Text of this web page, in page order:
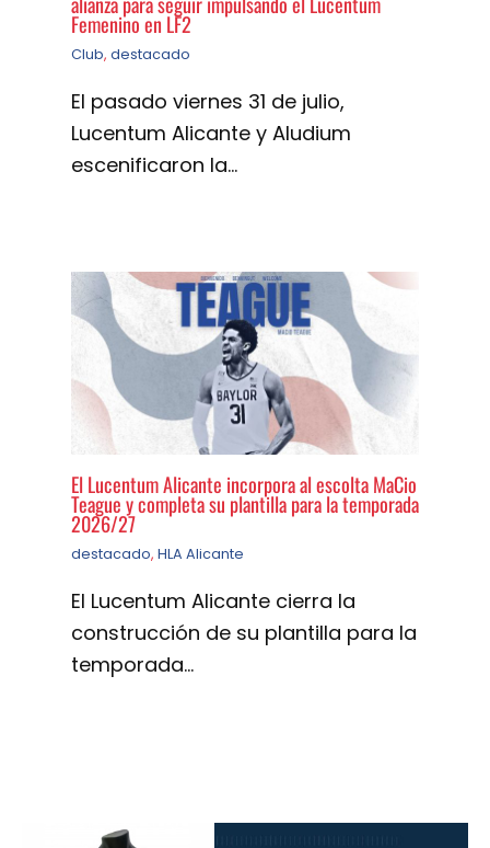
Femenino en LF2
Club, destacado
El pasado viernes 31 de julio,
Lucentum Alicante y Aludium
escenificaron la…
El Lucentum Alicante incorpora al escolta MaCio
Teague y completa su plantilla para la temporada
2026/27
destacado, HLA Alicante
El Lucentum Alicante cierra la
construcción de su plantilla para la
temporada…